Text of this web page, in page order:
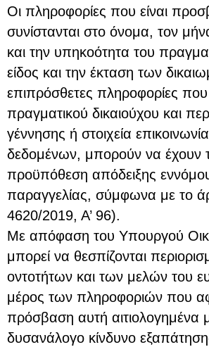
Οι πληροφορίες που είναι
συνίστανται στο όνομα, τον
και την υπηκοότητα του
είδος και την έκταση των
επιπρόσθετες πληροφορίες
πραγματικού δικαιούχου και
γέννησης ή στοιχεία
δεδομένων, μπορούν να
προϋπόθεση απόδειξης
παραγγελίας, σύμφωνα με το
4620/2019, Α’ 96).
Με απόφαση του Υπουργού
μπορεί να θεσπίζονται
οντοτήτων και των μελών του
μέρος των πληροφοριών που
πρόσβαση αυτή αιτιολογημένα
δυσανάλογο κίνδυνο